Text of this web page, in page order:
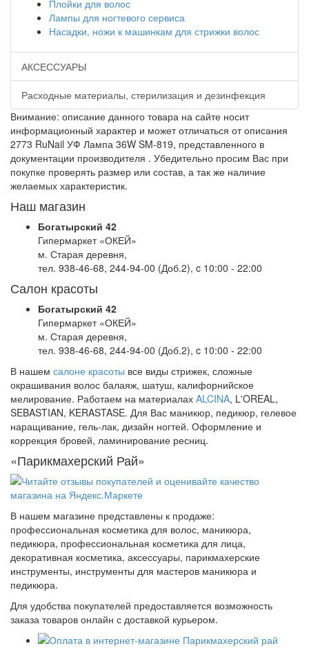
Плойки для волос
Лампы для ногтевого сервиса
Насадки, ножи к машинкам для стрижки волос
АКСЕССУАРЫ
Расходные материалы, стерилизация и дезинфекция
Внимание: описание данного товара на сайте носит
информационный характер и может отличаться от описания
2773 RuNail УФ Лампа 36W SM-819, представленного в
документации производителя . Убедительно просим Вас при
покупке проверять размер или состав, а так же наличие
желаемых характеристик.
Наш магазин
Богатырский 42
Гипермаркет «ОКЕЙ»
м. Старая деревня,
тел. 938-46-68, 244-94-00 (Доб.2), c 10:00 - 22:00
Салон красоты
Богатырский 42
Гипермаркет «ОКЕЙ»
м. Старая деревня,
тел. 938-46-68, 244-94-00 (Доб.2), c 10:00 - 22:00
В нашем салоне красоты все виды стрижек, сложные
окрашивания волос балаяж, шатуш, калифорнийское
мелирование. Работаем на материалах ALCINA, L'OREAL,
SEBASTIAN, KERASTASE. Для Вас маникюр, педикюр, гелевое
наращивание, гель-лак, дизайн ногтей. Оформление и
коррекция бровей, ламинирование ресниц.
«Парикмахерский Рай»
В нашем магазине представлены к продаже:
профессиональная косметика для волос, маникюра,
педикюра, профессиональная косметика для лица,
декоративная косметика, аксессуары, парикмахерские
инструменты, инструменты для мастеров маникюра и
педикюра.
Для удобства покупателей предоставляется возможность
заказа товаров онлайн с доставкой курьером.